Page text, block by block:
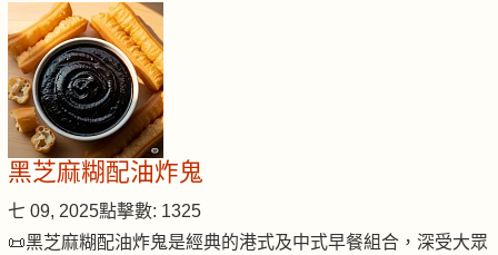
黑芝麻糊配油炸鬼
七 09, 2025點擊數: 1325
📜黑芝麻糊配油炸鬼是經典的港式及中式早餐組合，深受大眾